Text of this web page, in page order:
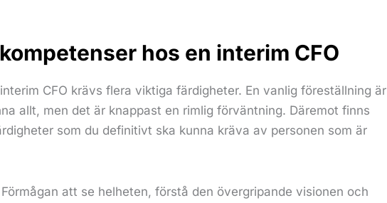
hos en interim CFO
CFO krävs flera viktiga färdigheter. En vanlig föreställning är
allt, men det är knappast en rimlig förväntning. Däremot finns
som du definitivt ska kunna kräva av personen som är
att se helheten, förstå den övergripande visionen och